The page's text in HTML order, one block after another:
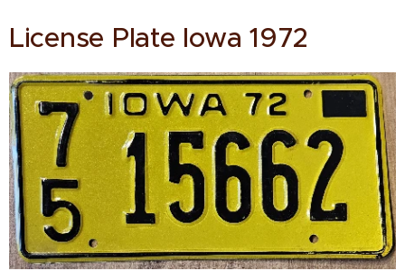
License Plate Iowa 1972